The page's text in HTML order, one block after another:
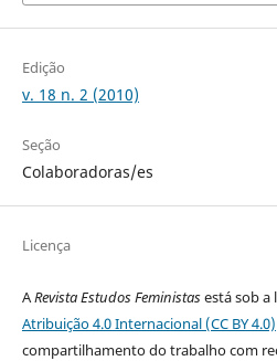
Edição
v. 18 n. 2 (2010)
Seção
Colaboradoras/es
Licença
ARevista Estudos Feministasestá sob a
Atribuição 4.0 Internacional (CC BY 4.0)
compartilhamento do trabalho com